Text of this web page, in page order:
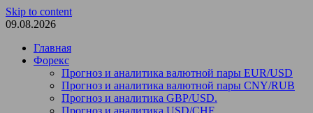
Skip to content
09.08.2026
Главная
Форекс
Прогноз и аналитика валютной пары EUR/USD
Прогноз и аналитика валютной пары CNY/RUB
Прогноз и аналитика GBP/USD.
Прогноз и аналитика USD/CHF